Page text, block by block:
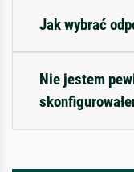
Jak wybrać
Nie jestem